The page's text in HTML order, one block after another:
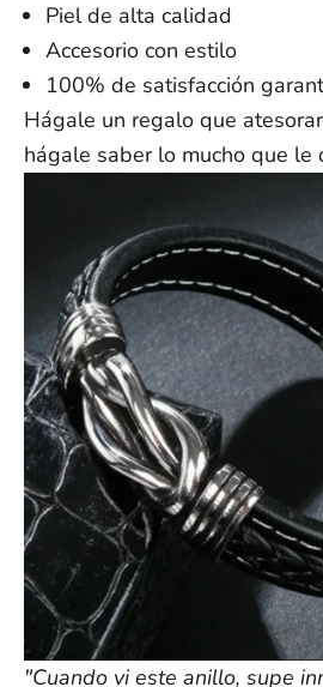
Piel de alta calidad
Accesorio con estilo
100% de satisfacción
Hágale un regalo que
hágale saber lo mucho que le
"Cuando vi este anillo, supe